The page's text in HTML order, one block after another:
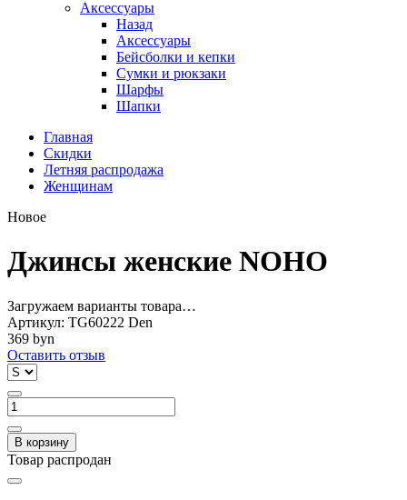
Аксессуары
Назад
Аксессуары
Бейсболки и кепки
Сумки и рюкзаки
Шарфы
Шапки
Главная
Скидки
Летняя распродажа
Женщинам
Новое
Джинсы женские NOHO
Загружаем варианты товара…
Артикул: TG60222 Den
369 byn
Оставить отзыв
В корзину
Товар распродан